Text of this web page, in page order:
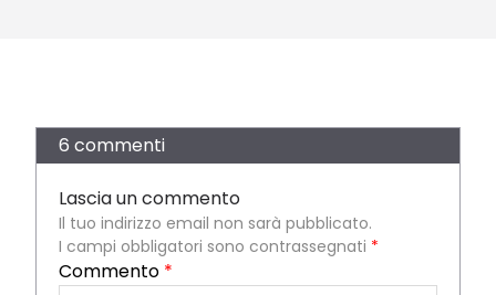
6 commenti
Lascia un commento
Il tuo indirizzo email non sarà pubblicato.
I campi obbligatori sono contrassegnati *
Commento *